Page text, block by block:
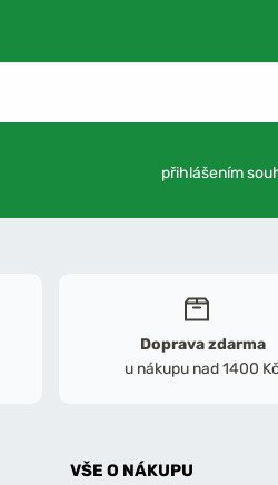
přihlášením
Doprava zdarma
u nákupu nad 1400 Kč
VŠE O NÁKUPU